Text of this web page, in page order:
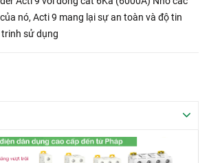
nó, Acti 9 mang lại sự an toàn và độ tin
sử dụng